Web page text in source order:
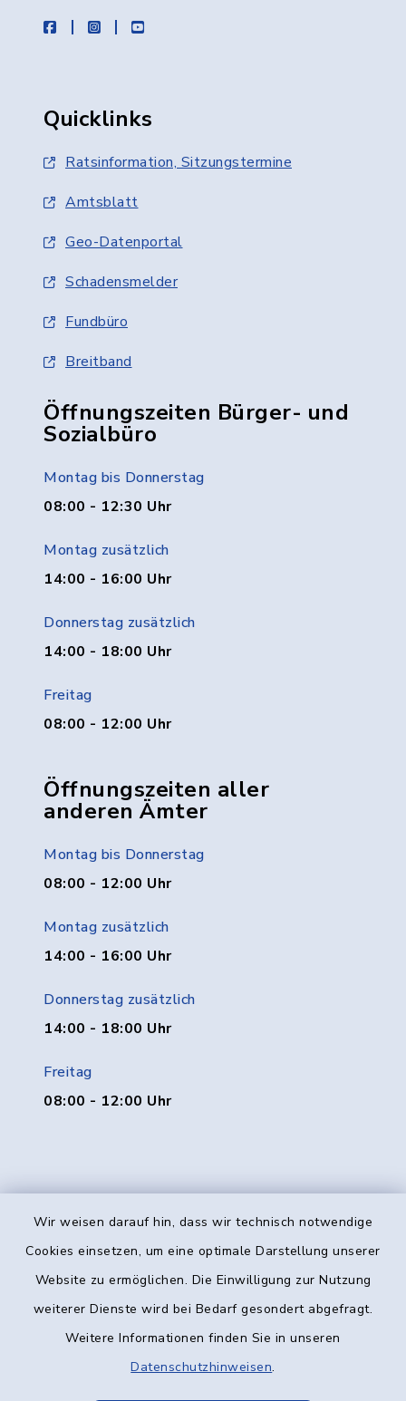
Wir weisen darauf hin, dass wir technisch notwendige
Cookies einsetzen, um eine optimale Darstellung unserer
Website zu ermöglichen. Die Einwilligung zur Nutzung
weiterer Dienste wird bei Bedarf gesondert abgefragt.
Weitere Informationen finden Sie in unseren
Datenschutzhinweisen.
facebookinstagramyoutube
Quicklinks
Ratsinformation, Sitzungstermine
Amtsblatt
Geo-Datenportal
Schadensmelder
Fundbüro
Breitband
Öffnungszeiten Bürger- und
Sozialbüro
Montag bis Donnerstag
08:00 - 12:30 Uhr
Montag zusätzlich
14:00 - 16:00 Uhr
Donnerstag zusätzlich
14:00 - 18:00 Uhr
Freitag
08:00 - 12:00 Uhr
Öffnungszeiten aller
anderen Ämter
Montag bis Donnerstag
08:00 - 12:00 Uhr
Montag zusätzlich
14:00 - 16:00 Uhr
Donnerstag zusätzlich
14:00 - 18:00 Uhr
Freitag
08:00 - 12:00 Uhr
Kontakt
Datenschutz